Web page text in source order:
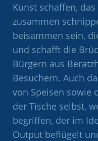
Kunst schaffen,
zusammen
beisammen sein,
und schafft die
Bürgern aus
Besuchern. Auch
von Speisen sowie
der Tische selbst,
begriffen, der im
Output beflügelt